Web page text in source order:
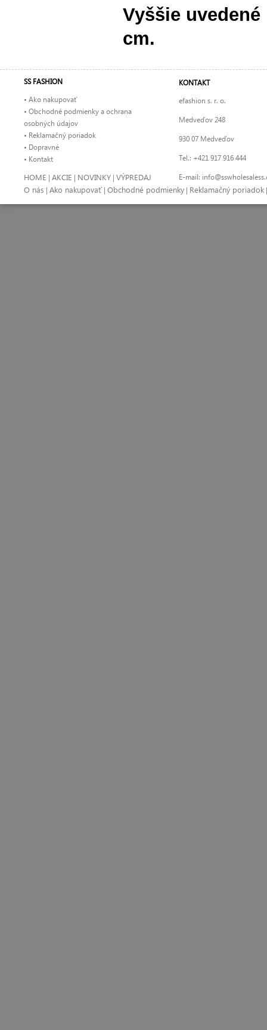
Vyššie
cm.
SS FASHION
• Ako nakupovať
• Obchodné podmienky a ochrana
osobných údajov
• Reklamačný poriadok
• Dopravné
• Kontakt
KONTAKT
efashion s. r. o.
Medveďov 248
930 07 Medveďov
Tel.: +421 917 916 444
E-mail:
HOME | AKCIE | NOVINKY | VÝPREDAJ
O nás | Ako nakupovať | Obchodné podmienky | Reklamačný poriadok